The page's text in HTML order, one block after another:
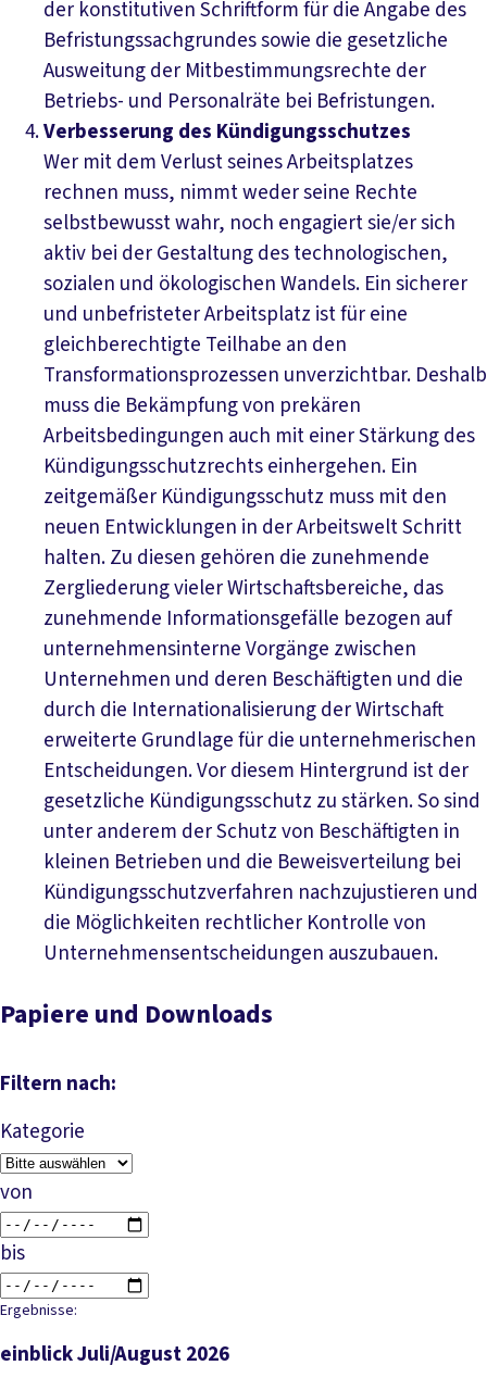
der konstitutiven Schriftform für die Angabe des
Befristungssachgrundes sowie die gesetzliche
Ausweitung der Mitbestimmungsrechte der
Betriebs- und Personalräte bei Befristungen.
Verbesserung des Kündigungsschutzes
Wer mit dem Verlust seines Arbeitsplatzes
rechnen muss, nimmt weder seine Rechte
selbstbewusst wahr, noch engagiert sie/er sich
aktiv bei der Gestaltung des technologischen,
sozialen und ökologischen Wandels. Ein sicherer
und unbefristeter Arbeitsplatz ist für eine
gleichberechtigte Teilhabe an den
Transformationsprozessen unverzichtbar. Deshalb
muss die Bekämpfung von prekären
Arbeitsbedingungen auch mit einer Stärkung des
Kündigungsschutzrechts einhergehen. Ein
zeitgemäßer Kündigungsschutz muss mit den
neuen Entwicklungen in der Arbeitswelt Schritt
halten. Zu diesen gehören die zunehmende
Zergliederung vieler Wirtschaftsbereiche, das
zunehmende Informationsgefälle bezogen auf
unternehmensinterne Vorgänge zwischen
Unternehmen und deren Beschäftigten und die
durch die Internationalisierung der Wirtschaft
erweiterte Grundlage für die unternehmerischen
Entscheidungen. Vor diesem Hintergrund ist der
gesetzliche Kündigungsschutz zu stärken. So sind
unter anderem der Schutz von Beschäftigten in
kleinen Betrieben und die Beweisverteilung bei
Kündigungsschutzverfahren nachzujustieren und
die Möglichkeiten rechtlicher Kontrolle von
Unternehmensentscheidungen auszubauen.
Papiere und Downloads
Filtern nach:
Kategorie
von
bis
Ergebnisse:
einblick Juli/August 2026